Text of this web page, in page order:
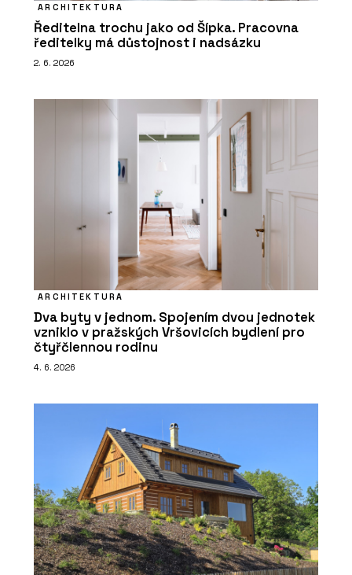
ARCHITEKTURA
Ředitelna trochu jako od Šípka. Pracovna
ředitelky má důstojnost i nadsázku
2. 6. 2026
ARCHITEKTURA
Dva byty v jednom. Spojením dvou jednotek
vzniklo v pražských Vršovicích bydlení pro
čtyřčlennou rodinu
4. 6. 2026